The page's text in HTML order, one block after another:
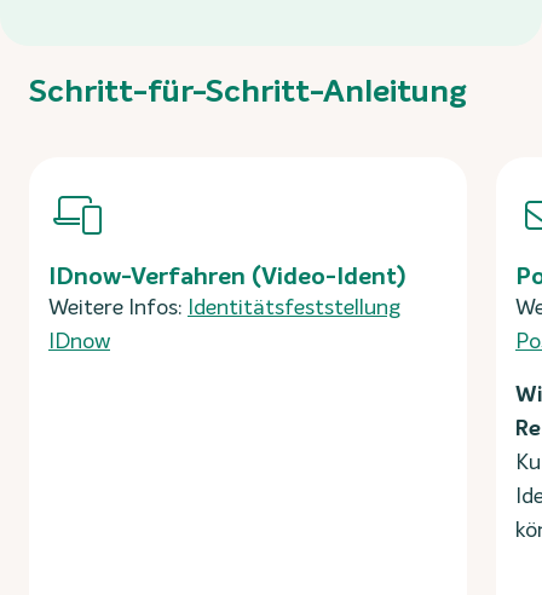
Schritt-für-Schritt-Anleitung
IDnow-Verfahren (Video-Ident)
Weitere Infos: Identitätsfeststellung
IDnow